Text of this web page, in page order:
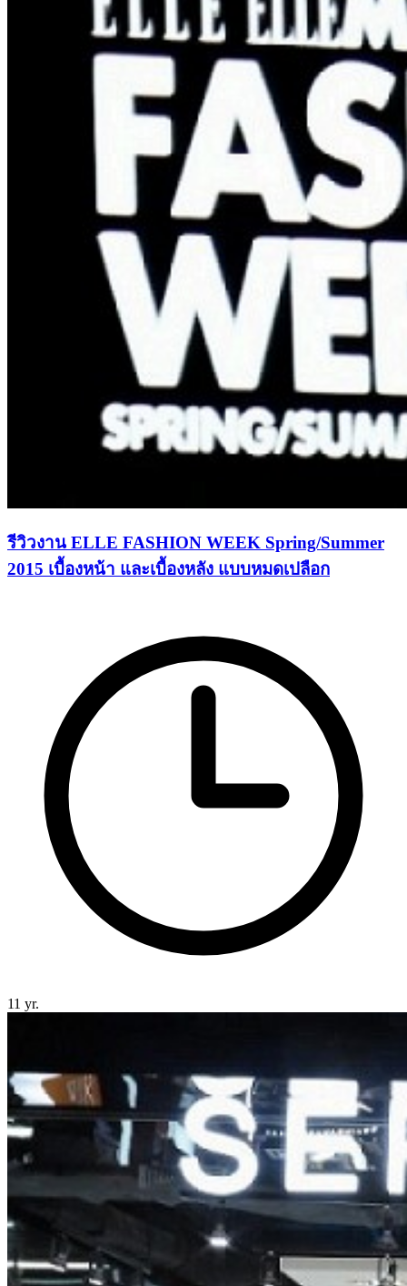
รีวิวงาน ELLE FASHION WEEK Spring/Summer
2015 เบื้องหน้า และเบื้องหลัง แบบหมดเปลือก
11 yr.